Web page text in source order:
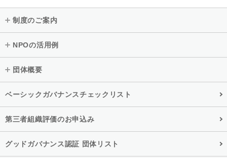
制度のご案内
NPOの活用例
団体概要
ベーシックガバナンスチェックリスト
第三者組織評価のお申込み
グッドガバナンス認証 団体リスト